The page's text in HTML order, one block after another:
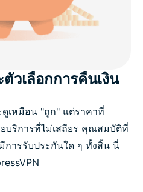
วเลือกการคืนเงิน
ดูเหมือน "ถูก" แต่ราคาที่
บริการที่ไม่เสถียร คุณสมบัติที่
การรับประกันใด ๆ ทั้งสิ้น นี่